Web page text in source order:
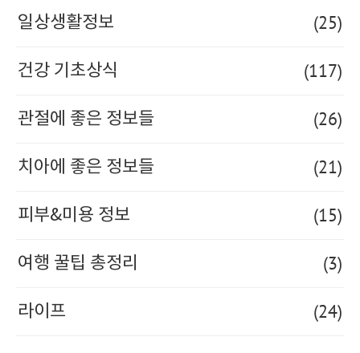
일상생활정보 (25)
건강 기초상식 (117)
관절에 좋은 정보들 (26)
치아에 좋은 정보들 (21)
피부&미용 정보 (15)
여행 꿀팁 총정리 (3)
라이프 (24)